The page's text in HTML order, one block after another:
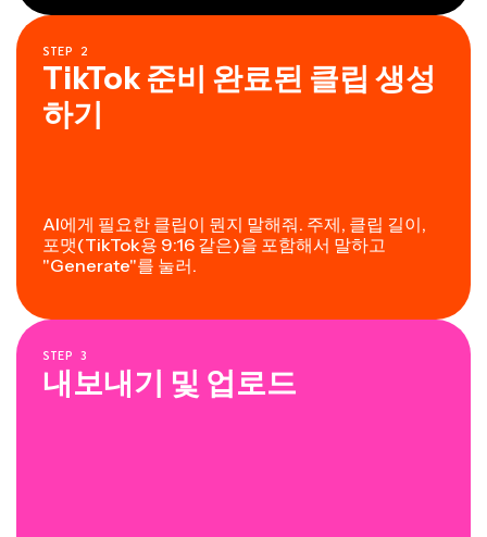
STEP 2
TikTok 준비 완료된 클립 생성
하기
AI에게 필요한 클립이 뭔지 말해줘. 주제, 클립 길이,
포맷(TikTok용 9:16 같은)을 포함해서 말하고
"Generate"를 눌러.
STEP 3
내보내기 및 업로드